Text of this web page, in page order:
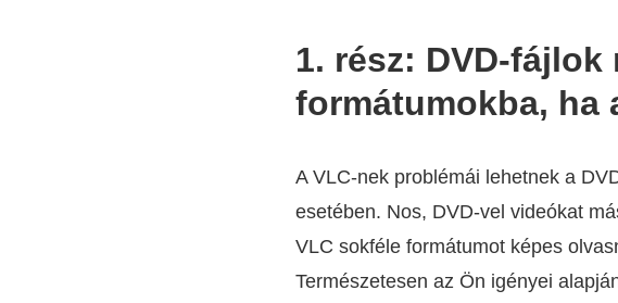
1. rész: DVD-
formátumokba, ha
A VLC-nek problémái lehetnek a
esetében. Nos, DVD-vel videókat
VLC sokféle formátumot képes
Természetesen az Ön igényei